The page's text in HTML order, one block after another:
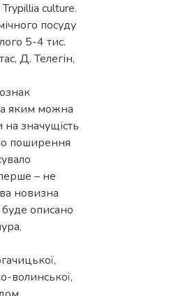
culture.
посуду
5-4 тис.
Д. Телегін,
яким можна
на значущість
поширення
– не
новизна
описано
волинської,